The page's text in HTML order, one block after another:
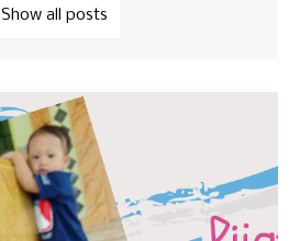
Show all posts